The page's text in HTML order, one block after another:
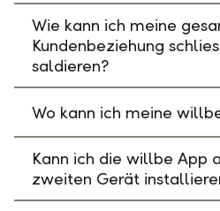
Wie kann ich meine
Kundenbeziehung
saldieren?
Wo kann ich meine
Kann ich die willbe App
zweiten Gerät